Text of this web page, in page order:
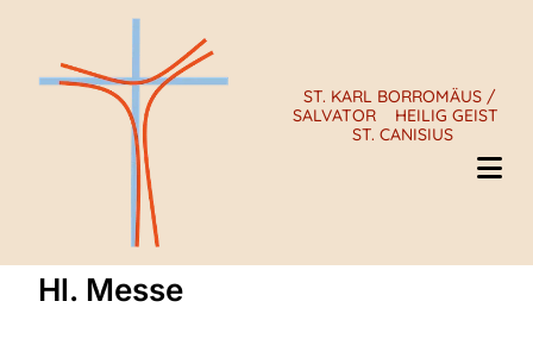
ST. KARL BORROMÄUS /
SALVATOR
HEILIG GEIST
ST. CANISIUS
Hl. Messe